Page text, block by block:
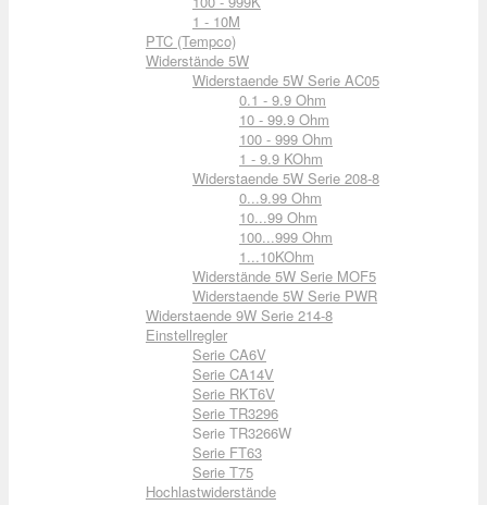
1 - 10M
PTC (Tempco)
Widerstände 5W
Widerstaende 5W Serie AC05
0.1 - 9.9 Ohm
10 - 99.9 Ohm
100 - 999 Ohm
1 - 9.9 KOhm
Widerstaende 5W Serie 208-8
0...9.99 Ohm
10...99 Ohm
100...999 Ohm
1...10KOhm
Widerstände 5W Serie MOF5
Widerstaende 5W Serie PWR
Widerstaende 9W Serie 214-8
Einstellregler
Serie CA6V
Serie CA14V
Serie RKT6V
Serie TR3296
Serie TR3266W
Serie FT63
Serie T75
Hochlastwiderstände